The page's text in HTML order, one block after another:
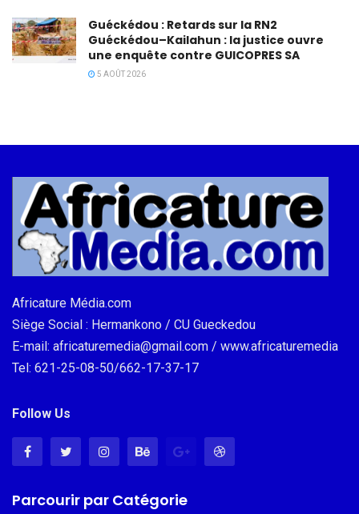
Guéckédou : Retards sur la RN2
Guéckédou–Kailahun : la justice ouvre
une enquête contre GUICOPRES SA
5 AOÛT 2026
Africature Média.com
Siège Social : Hermankono / CU Gueckedou
E-mail: africaturemedia@gmail.com / www.africaturemedia
Tel: 621-25-08-50/662-17-37-17
Follow Us
Parcourir par Catégorie